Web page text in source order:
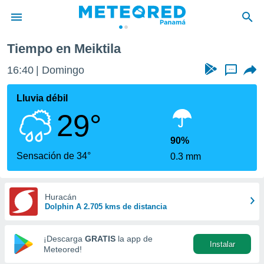
de
ha
para
que se
calidad.
a este
las
y
forma
digital
basada
Tiempo en Meiktila
16:40 Domingo ...
Lluvia débil
29°
Sensación de 34°
90%
0.3 mm
Huracán
Dolphin A 2.705 kms de distancia
¡Descarga GRATIS la app de
Meteored!
Instalar